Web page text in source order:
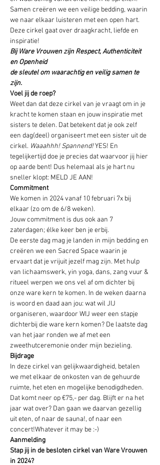
Samen creëren we een veilige bedding, waarin
we naar elkaar luisteren met een open hart.
Deze cirkel gaat over draagkracht, liefde en
inspiratie!
Bij Ware Vrouwen zijn Respect, Authenticiteit
en Openheid
de sleutel om waarachtig en veilig samen te
zijn.
Voel jij de roep?
Weet dan dat deze cirkel van je vraagt om in je
kracht te komen staan en jouw inspiratie met
sisters te delen. Dat betekent dat je ook zelf
een dag(deel) organiseert met een sister uit de
cirkel. Waaahhh! Spannend! YES! En
tegelijkertijd doe je precies dat waarvoor jij hier
op aarde bent! Dus helemaal als je hart nu
sneller klopt: MELD JE AAN!
Commitment
We komen in 2024 vanaf 10 februari 7x bij
elkaar (zo om de 6/8 weken).
Jouw commitment is dus ook aan 7
zaterdagen; élke keer ben je erbij.
De eerste dag mag je landen in mijn bedding en
creëren we een Sacred Space waarin je
ervaart dat je vrijuit jezelf mag zijn. Met hulp
van lichaamswerk, yin yoga, dans, zang vuur &
ritueel werpen we ons vel af om dichter bij
onze ware kern te komen. In de weken daarna
is woord en daad aan jou: wat wil JIJ
organiseren, waardoor WIJ weer een stapje
dichterbij die ware kern komen? De laatste dag
van het jaar ronden we af met een
zweethutceremonie onder mijn bezieling.
Bijdrage
In deze cirkel van gelijkwaardigheid, betalen
we met elkaar de onkosten van de gehuurde
ruimte, het eten en mogelijke benodigdheden.
Dat komt neer op €75,- per dag. Blijft er na het
jaar wat over? Dan gaan we daarvan gezellig
uit eten, of naar de sauna!, of naar een
concert!Whatever it may be :-)
Aanmelding
Stap jij in de besloten cirkel van Ware Vrouwen
in 2024?